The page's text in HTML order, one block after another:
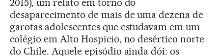
2015), um relato em torno do
desaparecimento de mais de uma dezena de
garotas adolescentes que estudavam em um
colégio em Alto Hospicio, no desértico norte
do Chile. Aquele episódio ainda dói: os